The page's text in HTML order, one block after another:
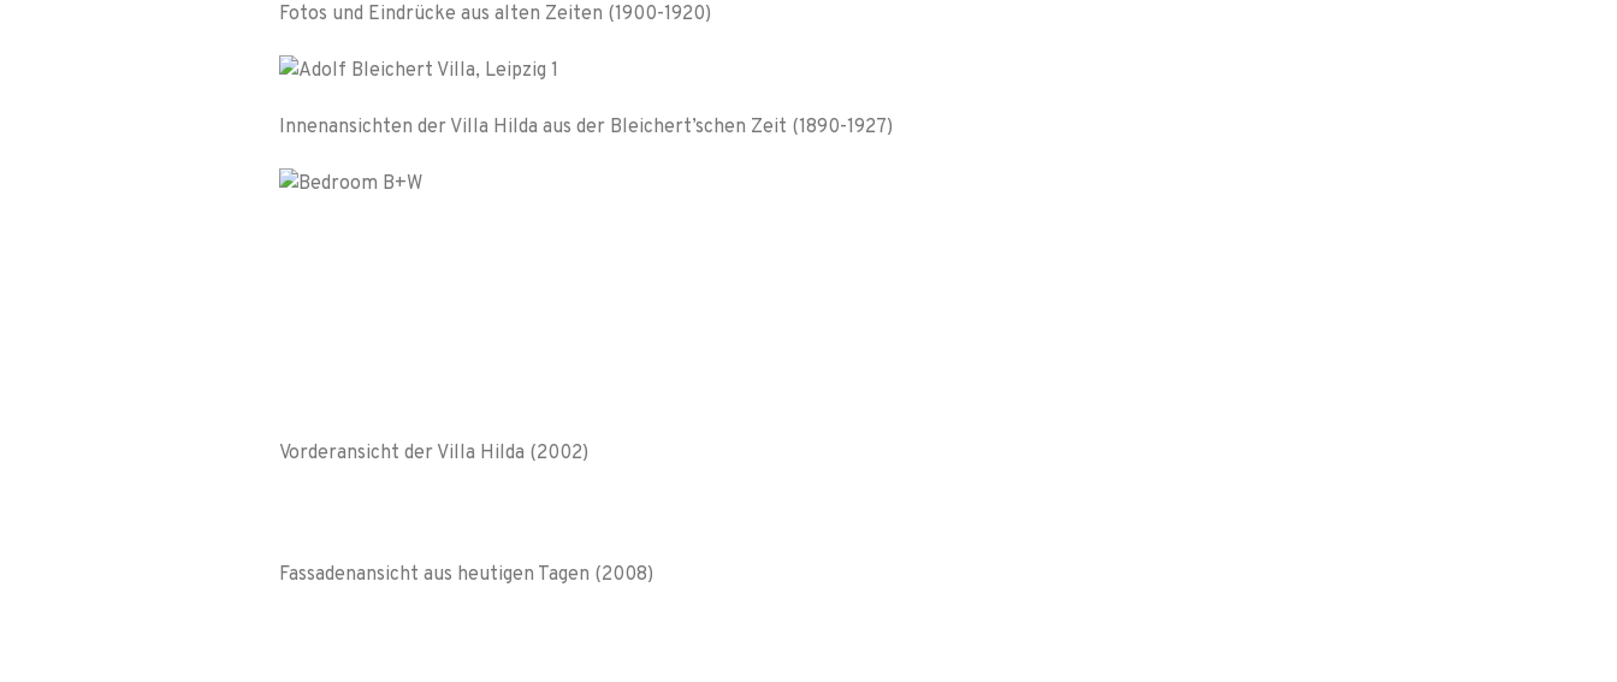
Fotos und Eindrücke aus alten Zeiten (1900-1920)
Innenansichten der Villa Hilda aus der Bleichert’schen Zeit (1890-1927)
Vorderansicht der Villa Hilda (2002)
Fassadenansicht aus heutigen Tagen (2008)